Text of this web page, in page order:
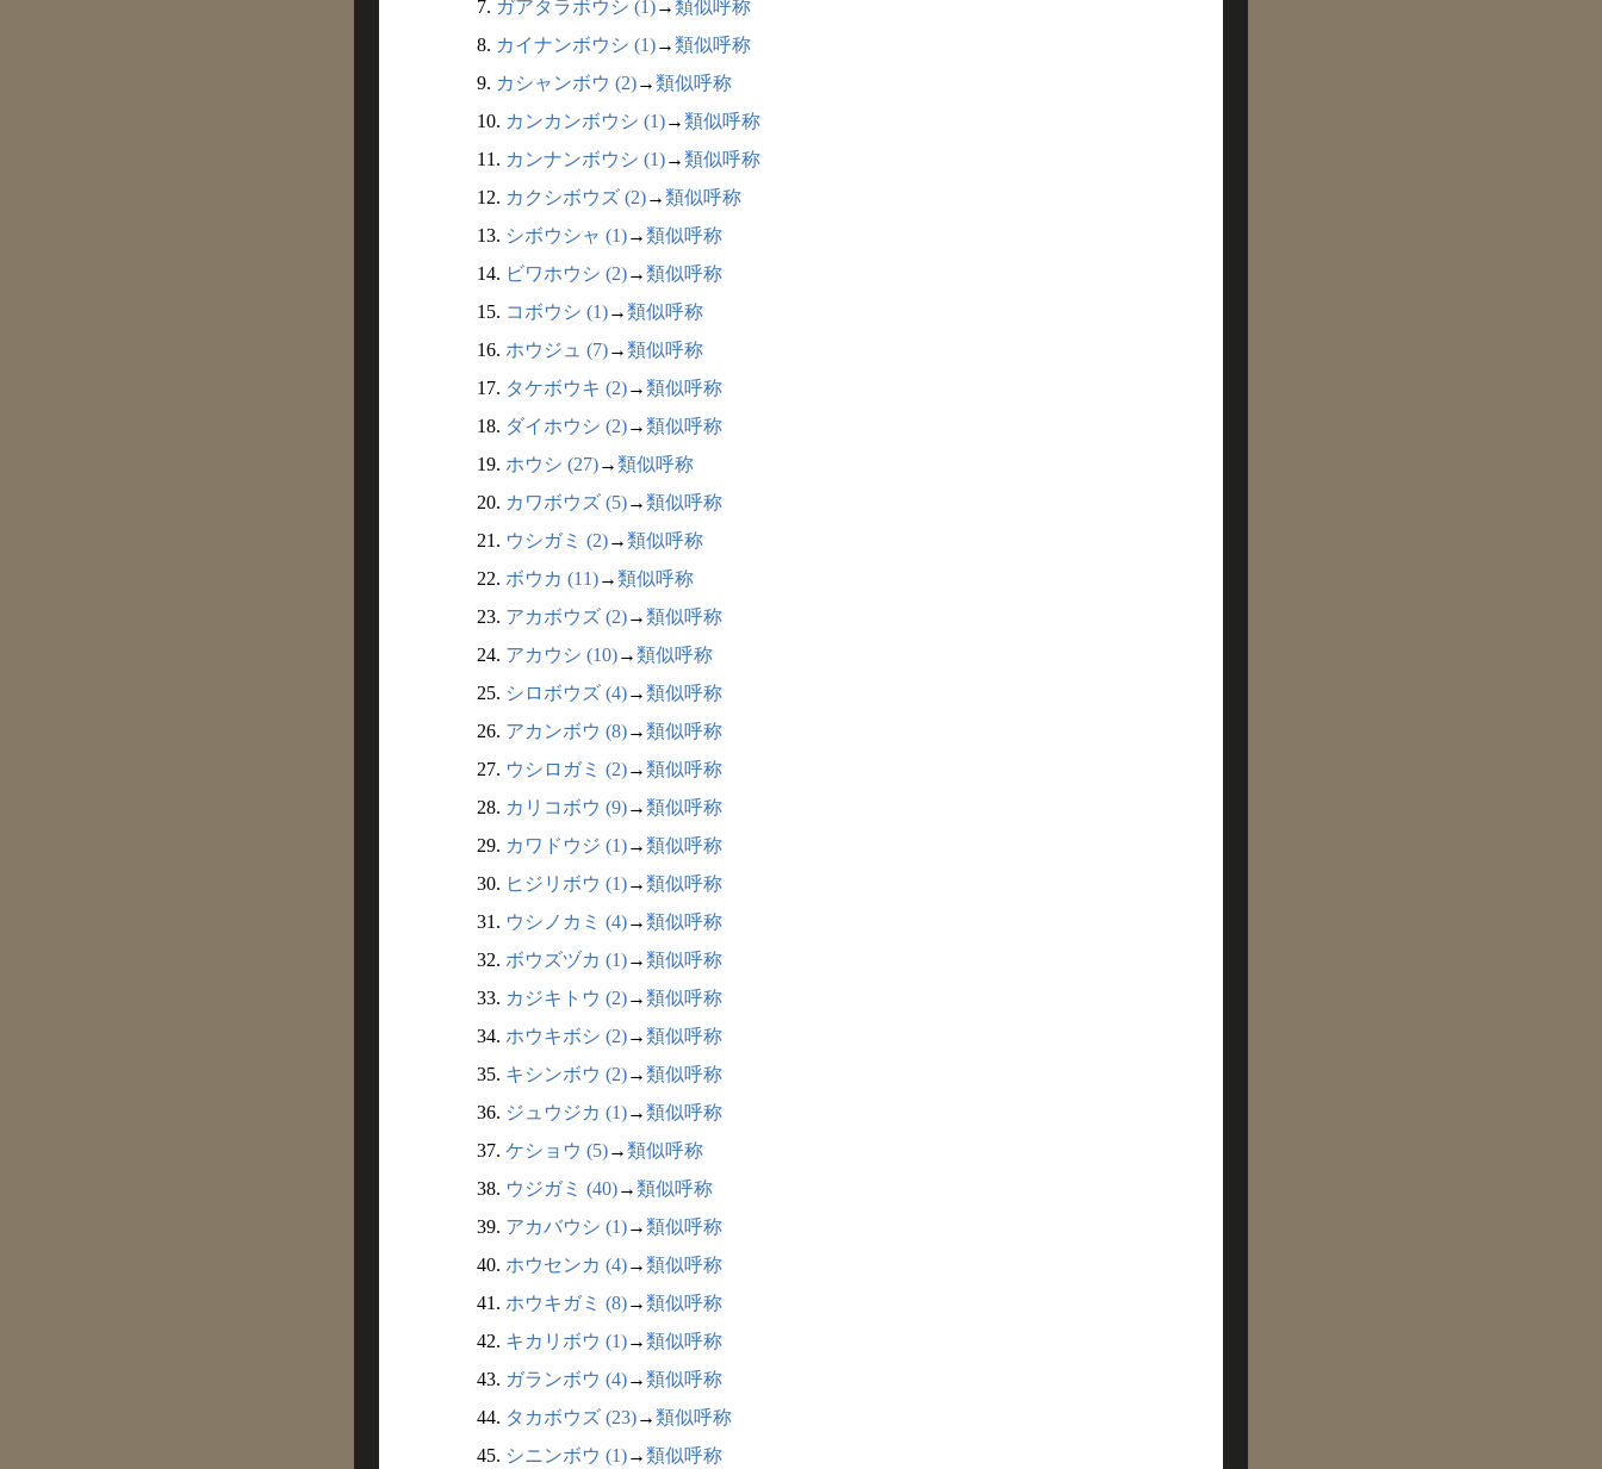
7. ガアタラボウシ (1)→類似呼称
8. カイナンボウシ (1)→類似呼称
9. カシャンボウ (2)→類似呼称
10. カンカンボウシ (1)→類似呼称
11. カンナンボウシ (1)→類似呼称
12. カクシボウズ (2)→類似呼称
13. シボウシャ (1)→類似呼称
14. ビワホウシ (2)→類似呼称
15. コボウシ (1)→類似呼称
16. ホウジュ (7)→類似呼称
17. タケボウキ (2)→類似呼称
18. ダイホウシ (2)→類似呼称
19. ホウシ (27)→類似呼称
20. カワボウズ (5)→類似呼称
21. ウシガミ (2)→類似呼称
22. ボウカ (11)→類似呼称
23. アカボウズ (2)→類似呼称
24. アカウシ (10)→類似呼称
25. シロボウズ (4)→類似呼称
26. アカンボウ (8)→類似呼称
27. ウシロガミ (2)→類似呼称
28. カリコボウ (9)→類似呼称
29. カワドウジ (1)→類似呼称
30. ヒジリボウ (1)→類似呼称
31. ウシノカミ (4)→類似呼称
32. ボウズヅカ (1)→類似呼称
33. カジキトウ (2)→類似呼称
34. ホウキボシ (2)→類似呼称
35. キシンボウ (2)→類似呼称
36. ジュウジカ (1)→類似呼称
37. ケショウ (5)→類似呼称
38. ウジガミ (40)→類似呼称
39. アカバウシ (1)→類似呼称
40. ホウセンカ (4)→類似呼称
41. ホウキガミ (8)→類似呼称
42. キカリボウ (1)→類似呼称
43. ガランボウ (4)→類似呼称
44. タカボウズ (23)→類似呼称
45. シニンボウ (1)→類似呼称